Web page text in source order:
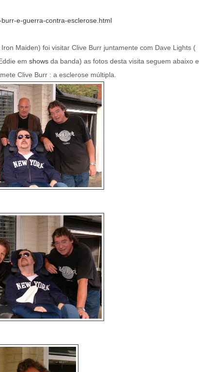
e-guerra-contra-esclerose.html
Maiden) foi visitar Clive Burr juntamente com Dave Lights (
em shows da banda) as fotos desta visita seguem abaixo e
Clive Burr : a esclerose múltipla.